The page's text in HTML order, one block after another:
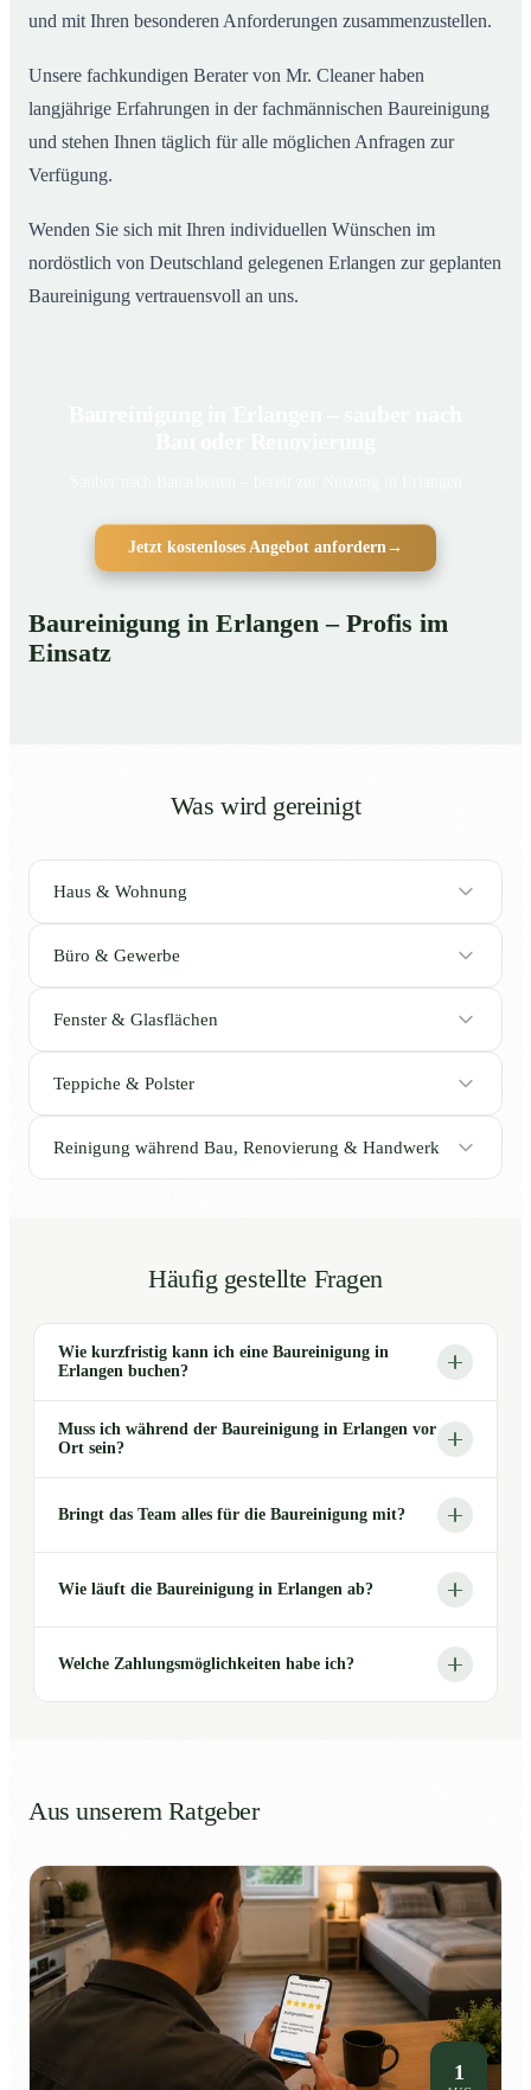
und mit Ihren besonderen Anforderungen zusammenzustellen.
Unsere fachkundigen Berater von Mr. Cleaner haben
langjährige Erfahrungen in der fachmännischen Baureinigung
und stehen Ihnen täglich für alle möglichen Anfragen zur
Verfügung.
Wenden Sie sich mit Ihren individuellen Wünschen im
nordöstlich von Deutschland gelegenen Erlangen zur geplanten
Baureinigung vertrauensvoll an uns.
Jetzt kostenloses Angebot anfordern→
Baureinigung in Erlangen – Profis im
Einsatz
Was wird gereinigt
Haus & Wohnung
Büro & Gewerbe
Fenster & Glasflächen
Teppiche & Polster
Reinigung während Bau, Renovierung & Handwerk
Häufig gestellte Fragen
Wie kurzfristig kann ich eine Baureinigung in
Erlangen buchen?
Muss ich während der Baureinigung in Erlangen vor
Ort sein?
Bringt das Team alles für die Baureinigung mit?
Wie läuft die Baureinigung in Erlangen ab?
Welche Zahlungsmöglichkeiten habe ich?
Aus unserem Ratgeber
1